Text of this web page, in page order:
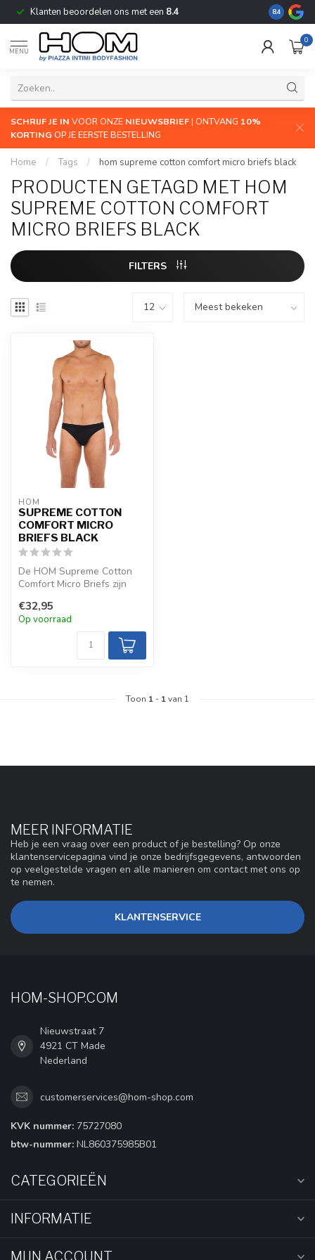
Klanten beoordelen ons met een 8.4 De
8.4
MENU
0
SCHRIJF JE IN VOOR ONZE NIEUWSBRIEF| ONTVANG 10%
KORTING OP JE EERSTE BESTELLING
Home / Tags / hom supreme cotton comfort micro briefs black
PRODUCTEN GETAGD MET HOM
SUPREME COTTON COMFORT
MICRO BRIEFS BLACK
FILTERS
HOM
SUPREME COTTON
COMFORT MICRO
BRIEFS BLACK
De HOM Supreme Cotton
Comfort Micro Briefs zijn
supima katoe...
€32,95
Op voorraad
Toon 1 - 1van 1
MEER INFORMATIE
Heb je een vraag over een product of je bestelling? Op onze
klantenservicepagina vind je onze bedrijfsgegevens, antwoorden
op veelgestelde vragen en alle manieren om contact met ons op
te nemen.
KLANTENSERVICE
HOM-SHOP.COM
Nieuwstraat 7
4921 CT Made
Nederland
customerservices@hom-shop.com
KVK nummer: 75727080
btw-nummer: NL860375985B01
CATEGORIEËN
INFORMATIE
MIJN ACCOUNT